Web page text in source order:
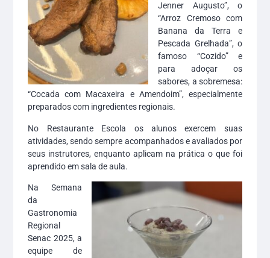
Jenner Augusto”, o
“Arroz Cremoso com
Banana da Terra e
Pescada Grelhada”, o
famoso “Cozido” e
para adoçar os
sabores, a sobremesa:
“Cocada com Macaxeira e Amendoim”, especialmente
preparados com ingredientes regionais.
No Restaurante Escola os alunos exercem suas
atividades, sendo sempre acompanhados e avaliados por
seus instrutores, enquanto aplicam na prática o que foi
aprendido em sala de aula.
Na Semana
da
Gastronomia
Regional
Senac 2025, a
equipe de